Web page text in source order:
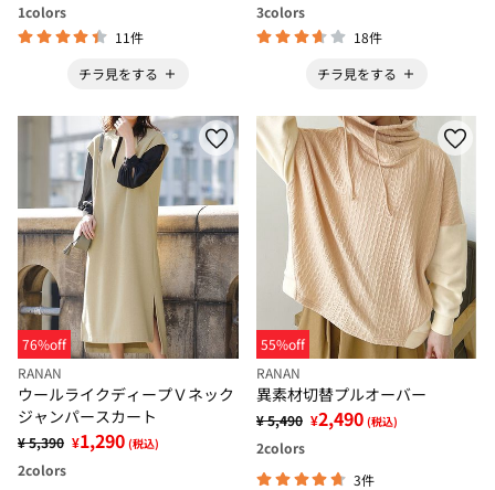
1colors
11件
チラ見をする
3colors
18件
チラ見をする
76%off
RANAN
ウールライクディープＶネック
ジャンパースカート
¥ 5,390 ¥1,290 (税込)
2colors
55%off
RANAN
異素材切替プルオーバー
¥ 5,490 ¥2,490 (税込)
2colors
3件